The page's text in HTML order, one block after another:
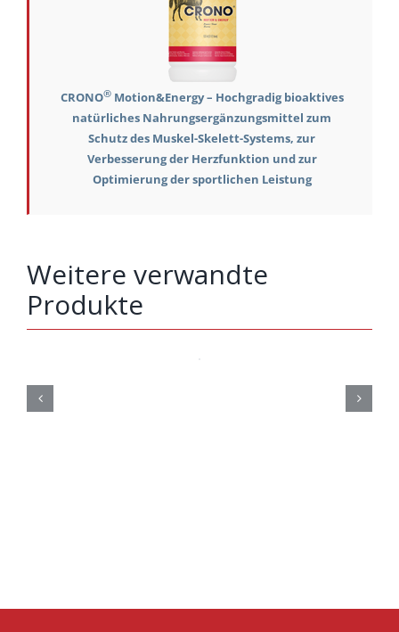
CRONO®Motion&Energy – Hochgradig bioaktives
natürliches Nahrungsergänzungsmittel zum
Schutz des Muskel-Skelett-Systems, zur
Verbesserung der Herzfunktion und zur
Optimierung der sportlichen Leistung
Weitere verwandte
Produkte